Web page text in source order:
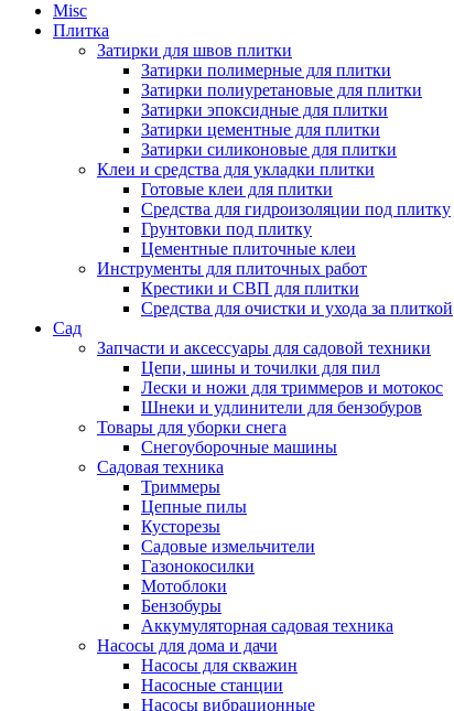
Misc
Плитка
Затирки для швов плитки
Затирки полимерные для плитки
Затирки полиуретановые для плитки
Затирки эпоксидные для плитки
Затирки цементные для плитки
Затирки силиконовые для плитки
Клеи и средства для укладки плитки
Готовые клеи для плитки
Средства для гидроизоляции под плитку
Грунтовки под плитку
Цементные плиточные клеи
Инструменты для плиточных работ
Крестики и СВП для плитки
Средства для очистки и ухода за плиткой
Сад
Запчасти и аксессуары для садовой техники
Цепи, шины и точилки для пил
Лески и ножи для триммеров и мотокос
Шнеки и удлинители для бензобуров
Товары для уборки снега
Снегоуборочные машины
Садовая техника
Триммеры
Цепные пилы
Кусторезы
Садовые измельчители
Газонокосилки
Мотоблоки
Бензобуры
Аккумуляторная садовая техника
Насосы для дома и дачи
Насосы для скважин
Насосные станции
Насосы вибрационные